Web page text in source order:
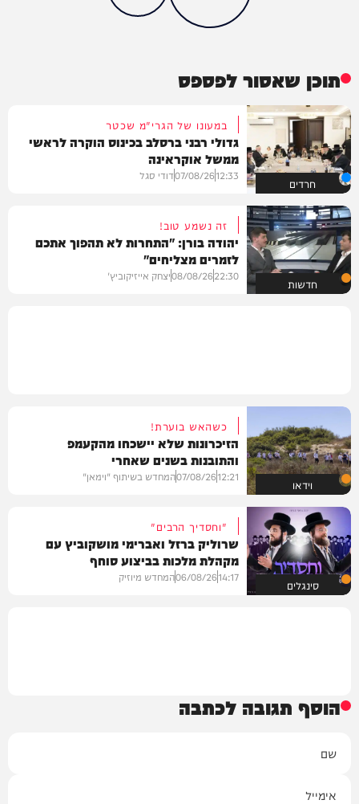
תוכן שאסור לפספס
חרדים
במעונו של הגרי"מ שכטר
גדולי רבני ברסלב בכינוס הוקרה לראשי
ממשל אוקראינה
12:33
07/08/26דודי סגל
חדשות
זה נשמע טוב!
יהודה בורן: "התחרות לא תהפוך אתכם
לזמרים מצליחים"
22:30
08/08/26יצחק אייזיקוביץ'
וידאו
כשהאש בוערת!
הזיכרונות שלא יישכחו מהקעמפ
והתובנות בשנים שאחרי
12:21
07/08/26המחדש בשיתוף "וימאן"
סינגלים
"וחסדיך הרבים"
שרוליק ברזל ואברימי מושקוביץ עם
מקהלת מלכות בביצוע סוחף
14:17
06/08/26המחדש מיוזיק
הוסף תגובה לכתבה